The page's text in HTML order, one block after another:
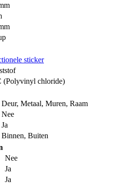
sticker
(Polyvinyl chloride)
Deur, Metaal, Muren, Raam
Nee
Ja
Binnen, Buiten
Nee
Ja
Ja